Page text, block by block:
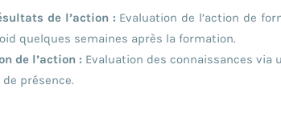
de l’action :Evaluation de l’action de
quelques semaines après la formation.
de l’action : Evaluation des connaissances
présence.